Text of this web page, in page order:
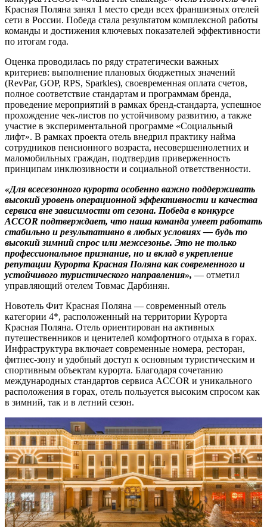
Красная Поляна занял 1 место среди всех франшизных отелей
сети в России. Победа стала результатом комплексной работы
команды и достижения ключевых показателей эффективности
по итогам года.
Оценка проводилась по ряду стратегически важных
критериев: выполнение плановых бюджетных значений
(RevPar, GOP, RPS, Sparkles), своевременная оплата счетов,
полное соответствие стандартам и программам бренда,
проведение мероприятий в рамках бренд-стандарта, успешное
прохождение чек-листов по устойчивому развитию, а также
участие в экспериментальной программе «Социальный
лифт». В рамках проекта отель внедрил практику найма
сотрудников пенсионного возраста, несовершеннолетних и
маломобильных граждан, подтвердив приверженность
принципам инклюзивности и социальной ответственности.
«Для всесезонного курорта особенно важно поддерживать
высокий уровень операционной эффективности и качества
сервиса вне зависимости от сезона. Победа в конкурсе
ACCOR подтверждает, что наша команда умеет работать
стабильно и результативно в любых условиях — будь то
высокий зимний спрос или межсезонье. Это не только
профессиональное признание, но и вклад в укрепление
репутации Курорта Красная Поляна как современного и
устойчивого туристического направления», — отметил
управляющий отелем Товмас Дарбинян.
Новотель Фит Красная Поляна — современный отель
категории 4*, расположенный на территории Курорта
Красная Поляна. Отель ориентирован на активных
путешественников и ценителей комфортного отдыха в горах.
Инфраструктура включает современные номера, ресторан,
фитнес-зону и удобный доступ к основным туристическим и
спортивным объектам курорта. Благодаря сочетанию
международных стандартов сервиса ACCOR и уникального
расположения в горах, отель пользуется высоким спросом как
в зимний, так и в летний сезон.